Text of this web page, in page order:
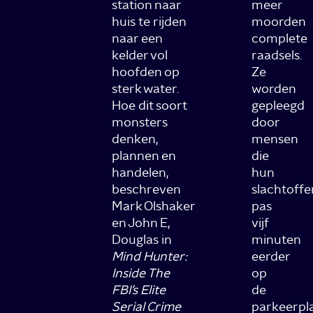
station naar
huis te rijden
naar een
kelder vol
hoofden op
sterk water.
Hoe dit soort
monsters
denken,
plannen en
handelen,
beschreven
Mark Olshaker
en John E,
Douglas in
Mind Hunter:
Inside The
FBI’s Elite
Serial Crime
meer
moorden
complete
raadsels.
Ze
worden
gepleegd
door
mensen
die
hun
pas
vijf
minuten
eerder
op
de